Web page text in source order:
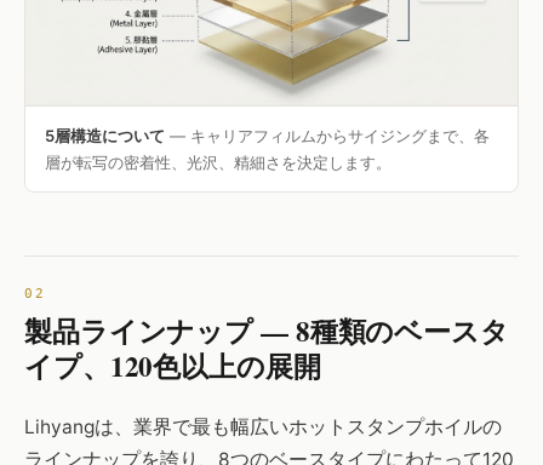
5層構造について — キャリアフィルムからサイジングまで、各
層が転写の密着性、光沢、精細さを決定します。
製品ラインナップ — 8種類のベースタ
イプ、120色以上の展開
Lihyangは、業界で最も幅広いホットスタンプホイルの
ラインナップを誇り、8つのベースタイプにわたって120